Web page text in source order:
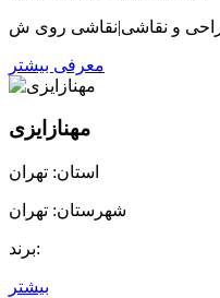
معرفی بیشتر
مهنازایزی
استان: تهران
شهرستان: تهران
برند:
بیشتر